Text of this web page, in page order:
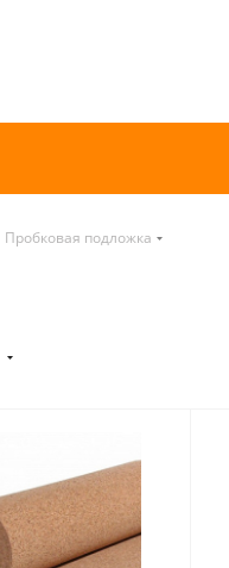
Пробковая подложка